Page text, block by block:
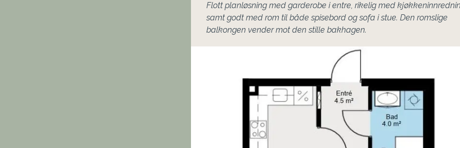
Flott planløsning med garderobe i entre, rikelig med
samt godt med rom til både spisebord og sofa i stue. Den romslige
balkongen vender mot den stille bakhagen.